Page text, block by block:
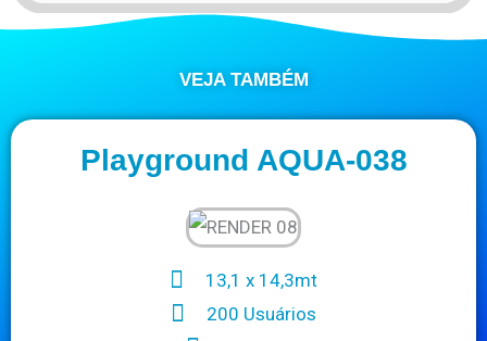
VEJA TAMBÉM
Playground AQUA-038
13,1 x 14,3mt
200 Usuários